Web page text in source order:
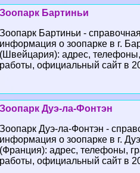
Зоопарк Бартиньи
Зоопарк Бартиньи - справочная
информация о зоопарке в г.
(Швейцария): адрес,
работы, официальный сайт в
Зоопарк Дуэ-ла-Фонтэн
Зоопарк Дуэ-ла-Фонтэн -
информация о зоопарке в г.
(Франция): адрес, телефоны,
работы, официальный сайт в